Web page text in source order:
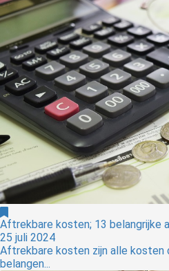
Aftrekbare kosten; 13 belangrijke
25 juli 2024
Aftrekbare kosten zijn alle kosten
belangen...